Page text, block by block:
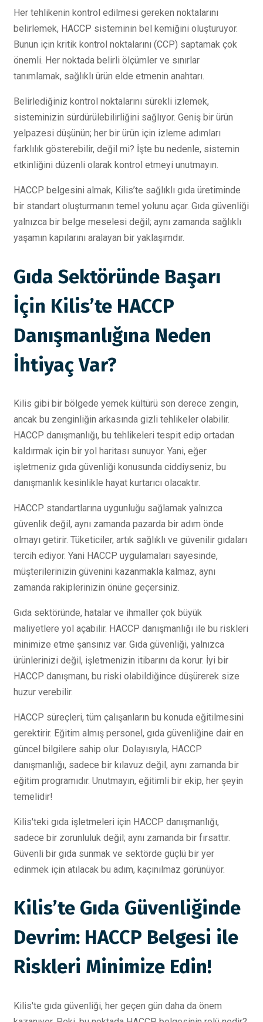
Her tehlikenin kontrol edilmesi gereken noktalarını
belirlemek, HACCP sisteminin bel kemiğini oluşturuyor.
Bunun için kritik kontrol noktalarını (CCP) saptamak çok
önemli. Her noktada belirli ölçümler ve sınırlar
tanımlamak, sağlıklı ürün elde etmenin anahtarı.
Belirlediğiniz kontrol noktalarını sürekli izlemek,
sisteminizin sürdürülebilirliğini sağlıyor. Geniş bir ürün
yelpazesi düşünün; her bir ürün için izleme adımları
farklılık gösterebilir, değil mi? İşte bu nedenle, sistemin
etkinliğini düzenli olarak kontrol etmeyi unutmayın.
HACCP belgesini almak, Kilis’te sağlıklı gıda üretiminde
bir standart oluşturmanın temel yolunu açar. Gıda güvenliği
yalnızca bir belge meselesi değil; aynı zamanda sağlıklı
yaşamın kapılarını aralayan bir yaklaşımdır.
Gıda Sektöründe Başarı
İçin Kilis’te HACCP
Danışmanlığına Neden
İhtiyaç Var?
Kilis gibi bir bölgede yemek kültürü son derece zengin,
ancak bu zenginliğin arkasında gizli tehlikeler olabilir.
HACCP danışmanlığı, bu tehlikeleri tespit edip ortadan
kaldırmak için bir yol haritası sunuyor. Yani, eğer
işletmeniz gıda güvenliği konusunda ciddiyseniz, bu
danışmanlık kesinlikle hayat kurtarıcı olacaktır.
HACCP standartlarına uygunluğu sağlamak yalnızca
güvenlik değil, aynı zamanda pazarda bir adım önde
olmayı getirir. Tüketiciler, artık sağlıklı ve güvenilir gıdaları
tercih ediyor. Yani HACCP uygulamaları sayesinde,
müşterilerinizin güvenini kazanmakla kalmaz, aynı
zamanda rakiplerinizin önüne geçersiniz.
Gıda sektöründe, hatalar ve ihmaller çok büyük
maliyetlere yol açabilir. HACCP danışmanlığı ile bu riskleri
minimize etme şansınız var. Gıda güvenliği, yalnızca
ürünlerinizi değil, işletmenizin itibarını da korur. İyi bir
HACCP danışmanı, bu riski olabildiğince düşürerek size
huzur verebilir.
HACCP süreçleri, tüm çalışanların bu konuda eğitilmesini
gerektirir. Eğitim almış personel, gıda güvenliğine dair en
güncel bilgilere sahip olur. Dolayısıyla, HACCP
danışmanlığı, sadece bir kılavuz değil, aynı zamanda bir
eğitim programıdır. Unutmayın, eğitimli bir ekip, her şeyin
temelidir!
Kilis'teki gıda işletmeleri için HACCP danışmanlığı,
sadece bir zorunluluk değil; aynı zamanda bir fırsattır.
Güvenli bir gıda sunmak ve sektörde güçlü bir yer
edinmek için atılacak bu adım, kaçınılmaz görünüyor.
Kilis’te Gıda Güvenliğinde
Devrim: HACCP Belgesi ile
Riskleri Minimize Edin!
Kilis'te gıda güvenliği, her geçen gün daha da önem